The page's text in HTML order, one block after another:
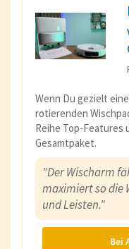
Wenn Du gezielt
rotierenden
Reihe Top-Features
Gesamtpaket.
"Der Wischarm
maximiert so die
und Leisten."
Bei